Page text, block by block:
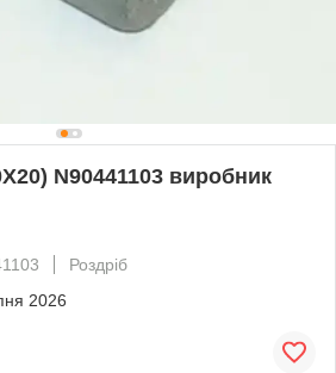
N90441103 виробник
Роздріб
2026